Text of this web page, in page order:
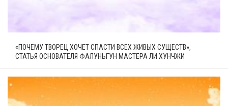
«ПОЧЕМУ ТВОРЕЦ ХОЧЕТ СПАСТИ ВСЕХ ЖИВЫХ СУЩЕСТВ»,
СТАТЬЯ ОСНОВАТЕЛЯ ФАЛУНЬГУН МАСТЕРА ЛИ ХУНЧЖИ